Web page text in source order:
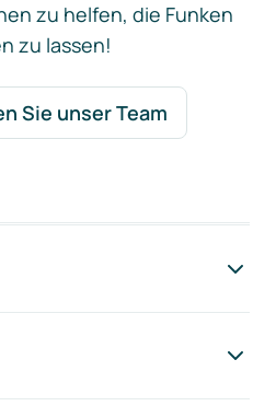
zu helfen, die Funken
zu lassen!
Sie unser Team